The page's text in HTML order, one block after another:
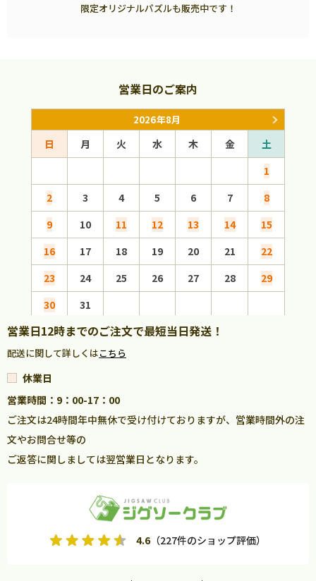
限定オリジナルパズルも販売中です！
営業日のご案内
2026年8月
日 月 火 水 木 金
土
1
2
3 4 5 6 7
8
9
10 11 12 13 14
15
16
17 18 19 20 21
22
23
24 25 26 27 28
29
30
31
営業日12時までのご注文で最短当日発送！
配送に関して詳しくはこちら
休業日
営業時間：9：00-17：00
ご注文は24時間年中無休で受け付けておりますが、営業時間外の注
文やお問合せ等の
ご返答に関しましては翌営業日となります。
4.6 （227件のショップ評価）